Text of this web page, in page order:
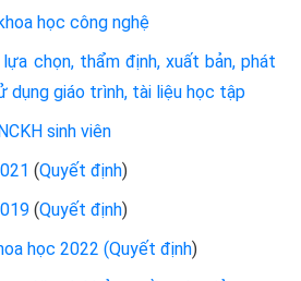
học công nghệ
chọn, thẩm định, xuất bản, phát
dụng giáo trình, tài liệu học tập
sinh viên
(Quyết định)
(Quyết định)
học 2022 (Quyết định)